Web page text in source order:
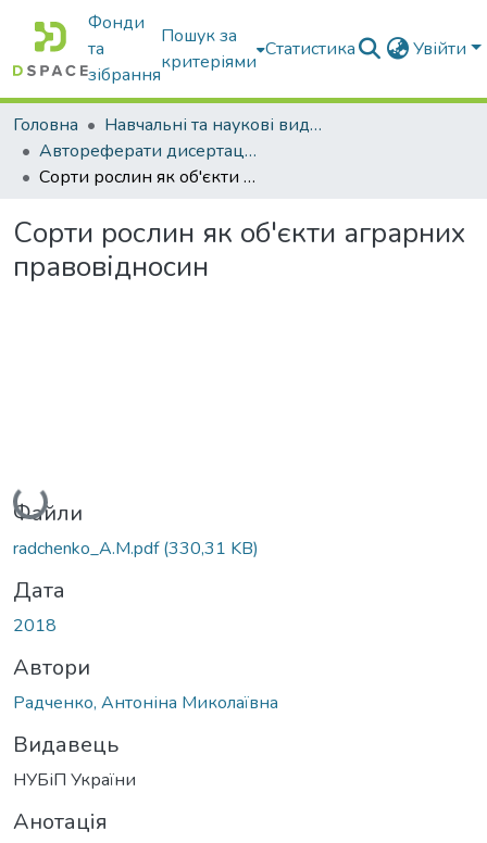
Фонди
та
зібрання
Пошук за
критеріями
Статистика Увійти
Головна
Навчальні та наукові видання
Автореферати дисертацій та дисертації
Сорти рослин як об'єкти аграрних правовідносин
Сорти рослин як об'єкти аграрних
правовідносин
Вантажиться...
Файли
radchenko_A.M.pdf(330,31 KB)
Дата
2018
Автори
Радченко, Антоніна Миколаївна
Видавець
НУБіП України
Анотація